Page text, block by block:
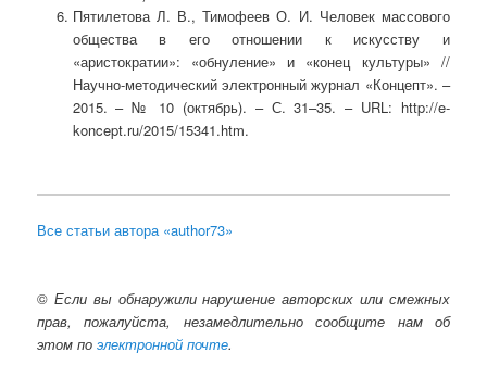
Пятилетова Л. В., Тимофеев О. И. Человек массового
общества в его отношении к искусству и
«аристократии»: «обнуление» и «конец культуры» //
Научно-методический электронный журнал «Концепт». –
2015. – № 10 (октябрь). – С. 31–35. – URL: http://e-
koncept.ru/2015/15341.htm.
Все статьи автора «author73»
© Если вы обнаружили нарушение авторских или смежных
прав, пожалуйста, незамедлительно сообщите нам об
этом поэлектронной почте.